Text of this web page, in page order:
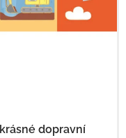
dopravní